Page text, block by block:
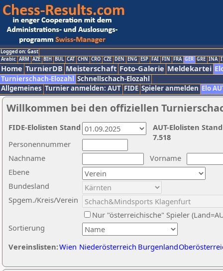
Logged on: Gast
Arabic ARM AZE BIH BUL CAT CHN CRO CZE DEN ENG ESP FAI FIN FRA GER GRE INA
Home TurnierDB Meisterschaft Foto-Galerie Meldekartei
Turnierschach-Elozahl Schnellschach-Elozahl
Allgemeines Turnier anmelden: AUT FIDE Spieler anmelden Elo
Willkommen bei den offiziellen
Nachname
Vorname
Ebene
Sortierung
Personennummer
Bundesland
Spgem./Kreis/Verein
Nur "österreichische" Spieler
Vereinslisten:Wien Niederösterreich Burgenland
AUT-Elolisten
7.518
FIDE-Elolisten Stand